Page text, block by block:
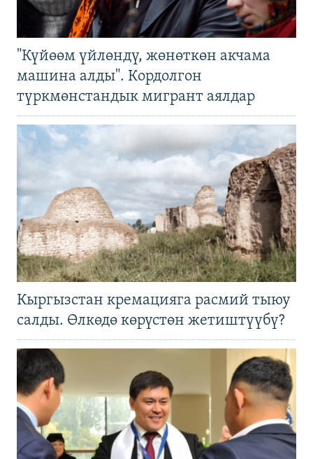
"Күйөөм үйлөндү, жөнөткөн акчама
машина алды". Кордолгон
түркмөнстандык мигрант аялдар
Кыргызстан кремацияга расмий тыюу
салды. Өлкөдө көрүстөн жетиштүүбү?